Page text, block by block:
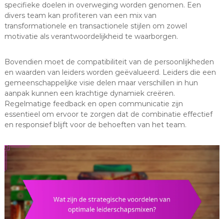
specifieke doelen in overweging worden genomen. Een
divers team kan profiteren van een mix van
transformationele en transactionele stijlen om zowel
motivatie als verantwoordelijkheid te waarborgen.
Bovendien moet de compatibiliteit van de persoonlijkheden
en waarden van leiders worden geëvalueerd. Leiders die een
gemeenschappelijke visie delen maar verschillen in hun
aanpak kunnen een krachtige dynamiek creëren.
Regelmatige feedback en open communicatie zijn
essentieel om ervoor te zorgen dat de combinatie effectief
en responsief blijft voor de behoeften van het team.